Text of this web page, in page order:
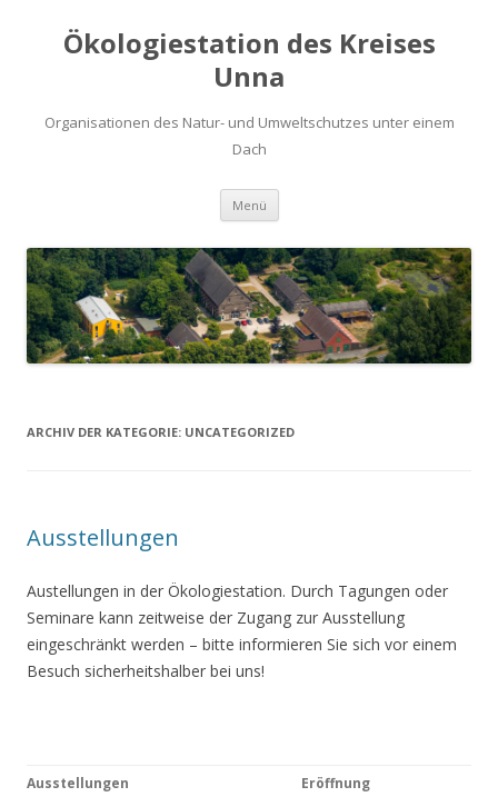
Ökologiestation des Kreises
Unna
Organisationen des Natur- und Umweltschutzes unter einem
Dach
Menü Zum
springen
ARCHIV DER KATEGORIE: UNCATEGORIZED
Ausstellungen
Austellungen in der Ökologiestation. Durch Tagungen oder
Seminare kann zeitweise der Zugang zur Ausstellung
eingeschränkt werden – bitte informieren Sie sich vor einem
Besuch sicherheitshalber bei uns!
Ausstellungen Eröffnung